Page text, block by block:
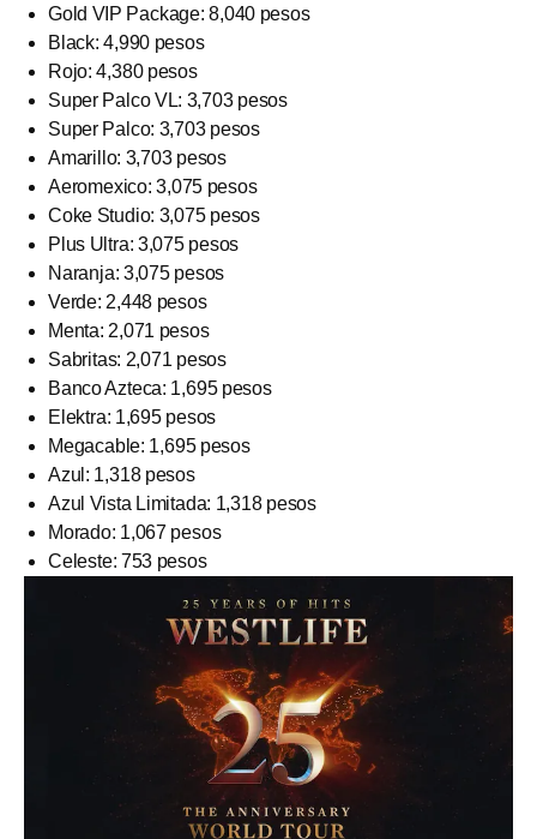
Gold VIP Package: 8,040 pesos
Black: 4,990 pesos
Rojo: 4,380 pesos
Super Palco VL: 3,703 pesos
Super Palco: 3,703 pesos
Amarillo: 3,703 pesos
Aeromexico: 3,075 pesos
Coke Studio: 3,075 pesos
Plus Ultra: 3,075 pesos
Naranja: 3,075 pesos
Verde: 2,448 pesos
Menta: 2,071 pesos
Sabritas: 2,071 pesos
Banco Azteca: 1,695 pesos
Elektra: 1,695 pesos
Megacable: 1,695 pesos
Azul: 1,318 pesos
Azul Vista Limitada: 1,318 pesos
Morado: 1,067 pesos
Celeste: 753 pesos